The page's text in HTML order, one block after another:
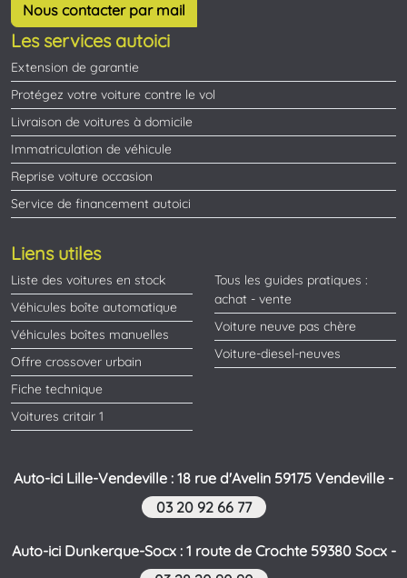
Nous contacter par mail
Les services autoici
Extension de garantie
Protégez votre voiture contre le vol
Livraison de voitures à domicile
Immatriculation de véhicule
Reprise voiture occasion
Service de financement autoici
Liens utiles
Liste des voitures en stock
Véhicules boîte automatique
Véhicules boîtes manuelles
Offre crossover urbain
Fiche technique
Voitures critair 1
Tous les guides pratiques :
achat - vente
Voiture neuve pas chère
Voiture-diesel-neuves
Auto-ici Lille-Vendeville : 18 rue d'Avelin 59175 Vendeville -
03 20 92 66 77
Auto-ici Dunkerque-Socx : 1 route de Crochte 59380 Socx -